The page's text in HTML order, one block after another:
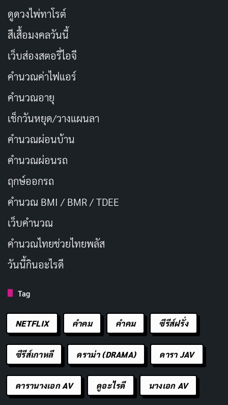
ดูดวงไพ่ทาโรต์
สีเสื้อมงคลวันนี้
เว็บส่องสตอรี่ไอจี
คำนวณค่าไฟแอร์
คำนวณอายุ
เช็กวันหยุด/วางแผนลา
คำนวณผ่อนบ้าน
คำนวณผ่อนรถ
ฤกษ์ออกรถ
คำนวณ BMI / BMR / TDEE
เว็บคํานวณ
คํานวณไทยช่วยไทยพลัส
วันนี้กินอะไรดี
Tag
NETFLIX คำคม คําคม ซีรีส์ฝรั่ง
ซีรีส์เกาหลี ดราม่า (DRAMA) ดารา JAV
ดารานางเอก AV ดูอะไรดี นางเอก AV